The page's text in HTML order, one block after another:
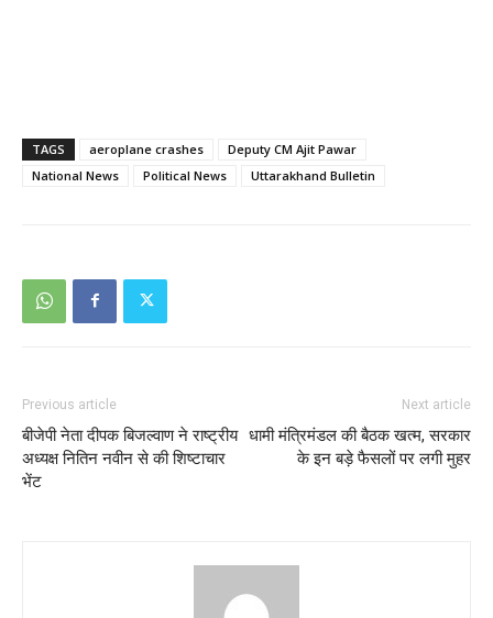
TAGS aeroplane crashes
Deputy CM Ajit Pawar
National News
Political News Uttarakhand Bulletin
Previous article
बीजेपी नेता दीपक बिजल्वाण ने राष्ट्रीय
अध्यक्ष नितिन नवीन से की शिष्टाचार
भेंट
Next article
धामी मंत्रिमंडल की बैठक खत्म, सरकार
के इन बड़े फैसलों पर लगी मुहर